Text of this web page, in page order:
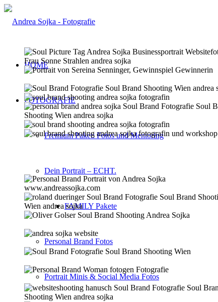
HOME
FOTOGRAFIE
Premium Paket: Fotos und Mentoring
Dein Portrait – ECHT.
FAMILY Pakete
Personal Brand Fotos
Portrait Minis & Social Media Fotos